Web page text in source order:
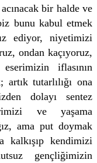
bir halde ve
bunu kabul etmek
ediyor, niyetimizi
ondan kaçıyoruz,
iflasının
tutarlılığı ona
dolayı sentez
ve yaşama
ama put doymak
kalkışıp kendimizi
gençliğimizin